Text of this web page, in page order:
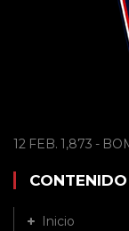
12 FEB. 1,873 -
CONTENIDO
Inicio